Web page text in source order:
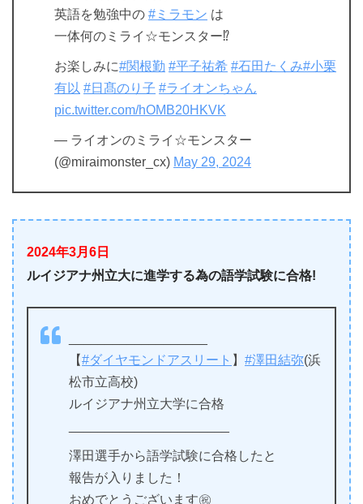
英語を勉強中の #ミラモン は
一体何のミライ☆モンスター⁉️
お楽しみに#関根勤 #平子祐希 #石田たくみ#小栗
有以 #日髙のり子 #ライオンちゃん
pic.twitter.com/hOMB20HKVK
— ライオンのミライ☆モンスター
(@miraimonster_cx) May 29, 2024
2024年3月6日
ルイジアナ州立大に進学する為の語学試験に合格!
【#ダイヤモンドアスリート 】 #澤田結弥(浜
松市立高校)
ルイジアナ州立大学に合格
澤田選手から語学試験に合格したと
報告が入りました！
おめでとうございます㊗️